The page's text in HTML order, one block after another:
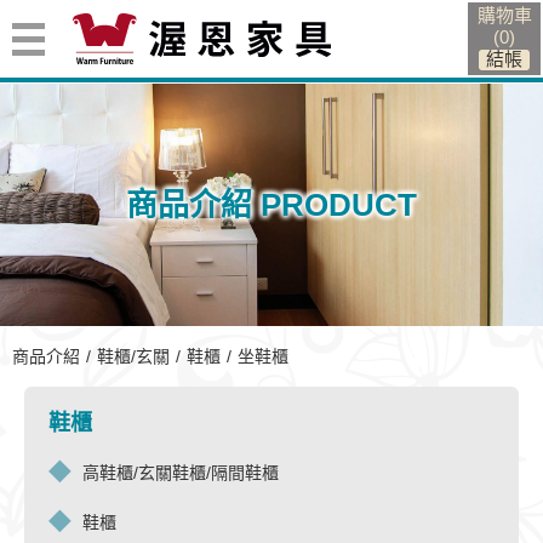
購物車
(0)
坐鞋櫃
商品介紹 PRODUCT
商品介紹 鞋櫃/玄關 鞋櫃 坐鞋櫃
鞋櫃
高鞋櫃/玄關鞋櫃/隔間鞋櫃
鞋櫃